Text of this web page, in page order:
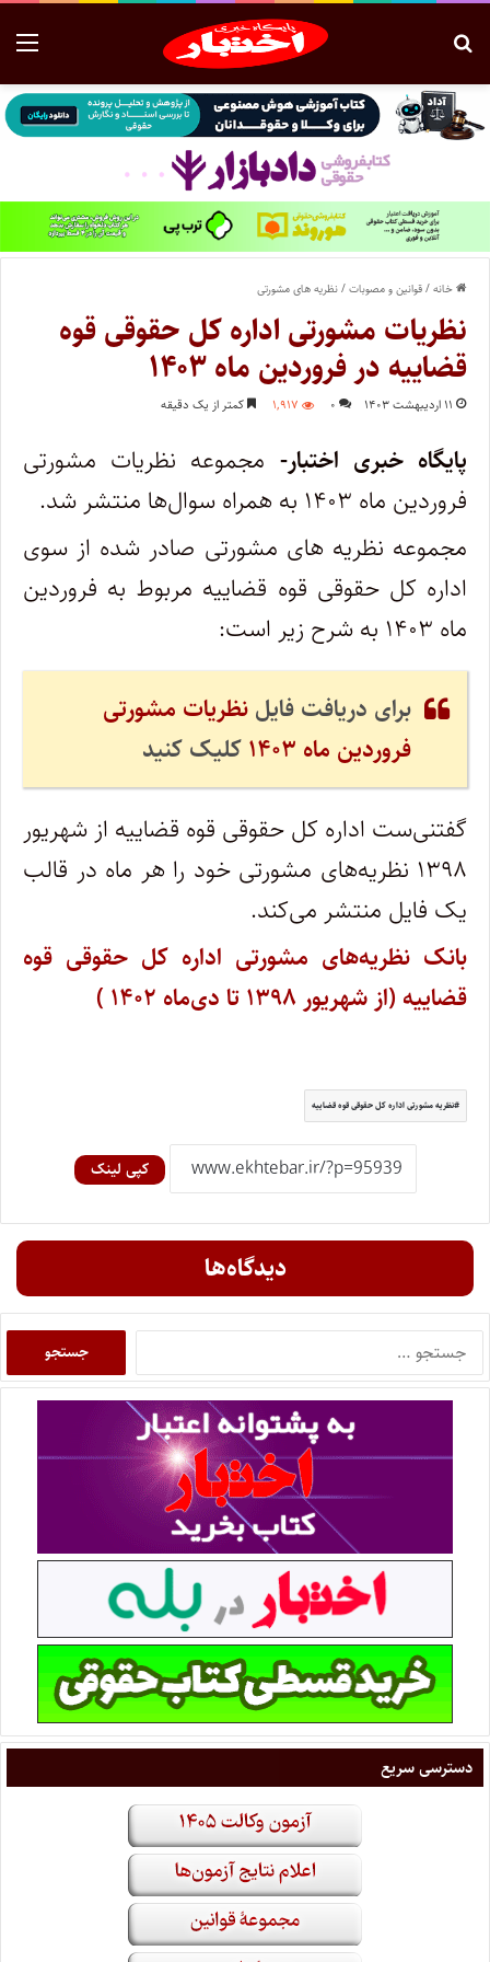
خانه/قوانین و مصوبات/نظریه های مشورتی
نظریات مشورتی اداره کل حقوقی قوه
قضاییه در فروردین ماه ۱۴۰۳
۱۱ اردیبهشت ۱۴۰۳ ۰ ۱,۹۱۷ کمتر از یک دقیقه
پایگاه خبری اختبار- مجموعه نظریات مشورتی
فروردین ماه ۱۴۰۳ به همراه سوال‌ها منتشر شد.
مجموعه نظریه های مشورتی صادر شده از سوی
اداره کل حقوقی قوه قضاییه مربوط به فروردین
ماه ۱۴۰۳ به شرح زیر است:
برای دریافت فایلنظریات مشورتی
فروردین ماه ۱۴۰۳
کلیک کنید
گفتنی‌ست اداره کل حقوقی قوه قضاییه از شهریور
۱۳۹۸ نظریه‌های مشورتی خود را هر ماه در قالب
یک فایل منتشر می‌کند.
بانک نظریه‌های مشورتی اداره کل حقوقی قوه
قضاییه (از شهریور ۱۳۹۸ تا دی‌ماه ۱۴۰۲ )
نظریه مشورتی اداره کل حقوقی قوه قضاییه
کپی لینک
دیدگاه‌ها
دسترسی سریع